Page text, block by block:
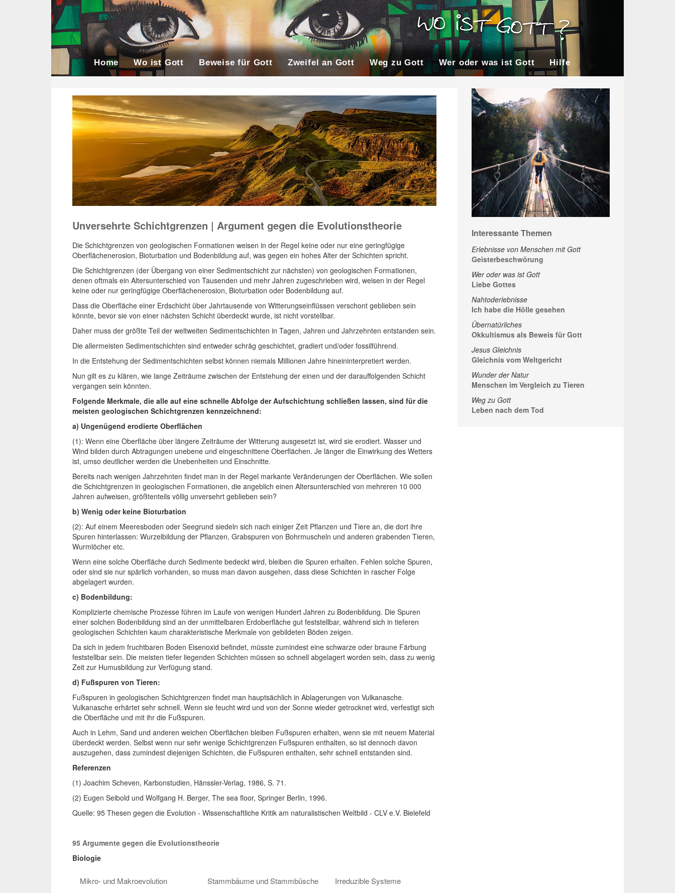
Home Wo ist Gott Beweise für Gott Zweifel an Gott Weg zu Gott Wer oder was ist Gott Hilfe
Unversehrte Schichtgrenzen | Argument gegen die Evolutionstheorie
Die Schichtgrenzen von geologischen Formationen weisen in der Regel keine oder nur eine geringfügige
Oberflächenerosion, Bioturbation und Bodenbildung auf, was gegen ein hohes Alter der Schichten spricht.
Die Schichtgrenzen (der Übergang von einer Sedimentschicht zur nächsten) von geologischen Formationen,
denen oftmals ein Altersunterschied von Tausenden und mehr Jahren zugeschrieben wird, weisen in der Regel
keine oder nur geringfügige Oberflächenerosion, Bioturbation oder Bodenbildung auf.
Dass die Oberfläche einer Erdschicht über Jahrtausende von Witterungseinflüssen verschont geblieben sein
könnte, bevor sie von einer nächsten Schicht überdeckt wurde, ist nicht vorstellbar.
Daher muss der größte Teil der weltweiten Sedimentschichten in Tagen, Jahren und Jahrzehnten entstanden sein.
Die allermeisten Sedimentschichten sind entweder schräg geschichtet, gradiert und/oder fossilführend.
In die Entstehung der Sedimentschichten selbst können niemals Millionen Jahre hineininterpretiert werden.
Nun gilt es zu klären, wie lange Zeiträume zwischen der Entstehung der einen und der darauffolgenden Schicht
vergangen sein könnten.
Folgende Merkmale, die alle auf eine schnelle Abfolge der Aufschichtung schließen lassen, sind für die
meisten geologischen Schichtgrenzen kennzeichnend:
a) Ungenügend erodierte Oberflächen
(1): Wenn eine Oberfläche über längere Zeiträume der Witterung ausgesetzt ist, wird sie erodiert. Wasser und
Wind bilden durch Abtragungen unebene und eingeschnittene Oberflächen. Je länger die Einwirkung des Wetters
ist, umso deutlicher werden die Unebenheiten und Einschnitte.
Bereits nach wenigen Jahrzehnten findet man in der Regel markante Veränderungen der Oberflächen. Wie sollen
die Schichtgrenzen in geologischen Formationen, die angeblich einen Altersunterschied von mehreren 10 000
Jahren aufweisen, größtenteils völlig unversehrt geblieben sein?
b) Wenig oder keine Bioturbation
(2): Auf einem Meeresboden oder Seegrund siedeln sich nach einiger Zeit Pflanzen und Tiere an, die dort ihre
Spuren hinterlassen: Wurzelbildung der Pflanzen, Grabspuren von Bohrmuscheln und anderen grabenden Tieren,
Wurmlöcher etc.
Wenn eine solche Oberfläche durch Sedimente bedeckt wird, bleiben die Spuren erhalten. Fehlen solche Spuren,
oder sind sie nur spärlich vorhanden, so muss man davon ausgehen, dass diese Schichten in rascher Folge
abgelagert wurden.
c) Bodenbildung:
Komplizierte chemische Prozesse führen im Laufe von wenigen Hundert Jahren zu Bodenbildung. Die Spuren
einer solchen Bodenbildung sind an der unmittelbaren Erdoberfläche gut feststellbar, während sich in tieferen
geologischen Schichten kaum charakteristische Merkmale von gebildeten Böden zeigen.
Da sich in jedem fruchtbaren Boden Eisenoxid befindet, müsste zumindest eine schwarze oder braune Färbung
feststellbar sein. Die meisten tiefer liegenden Schichten müssen so schnell abgelagert worden sein, dass zu wenig
Zeit zur Humusbildung zur Verfügung stand.
d) Fußspuren von Tieren:
Fußspuren in geologischen Schichtgrenzen findet man hauptsächlich in Ablagerungen von Vulkanasche.
Vulkanasche erhärtet sehr schnell. Wenn sie feucht wird und von der Sonne wieder getrocknet wird, verfestigt sich
die Oberfläche und mit ihr die Fußspuren.
Auch in Lehm, Sand und anderen weichen Oberflächen bleiben Fußspuren erhalten, wenn sie mit neuem Material
überdeckt werden. Selbst wenn nur sehr wenige Schichtgrenzen Fußspuren enthalten, so ist dennoch davon
auszugehen, dass zumindest diejenigen Schichten, die Fußspuren enthalten, sehr schnell entstanden sind.
Referenzen
(1) Joachim Scheven, Karbonstudien, Hänssler-Verlag, 1986, S. 71.
(2) Eugen Seibold und Wolfgang H. Berger, The sea floor, Springer Berlin, 1996.
Quelle: 95 Thesen gegen die Evolution - Wissenschaftliche Kritik am naturalistischen Weltbild - CLV e.V. Bielefeld
95 Argumente gegen die Evolutionstheorie
Biologie
Mikro- und Makroevolution
Stammbäume und Stammbüsche
Irreduzible Systeme
Interessante Themen
Erlebnisse von Menschen mit Gott
Geisterbeschwörung
Wer oder was ist Gott
Liebe Gottes
Nahtoderlebnisse
Ich habe die Hölle gesehen
Übernatürliches
Okkultismus als Beweis für Gott
Jesus Gleichnis
Gleichnis vom Weltgericht
Wunder der Natur
Menschen im Vergleich zu Tieren
Weg zu Gott
Leben nach dem Tod